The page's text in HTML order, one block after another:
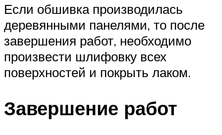
Если обшивка производилась
деревянными панелями, то после
завершения работ, необходимо
произвести шлифовку всех
поверхностей и покрыть лаком.
Завершение работ